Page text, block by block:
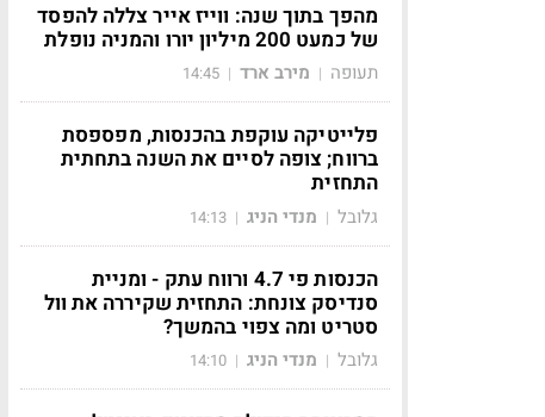
מהפך בתוך שנה: ווייז אייר צללה להפסד
של כמעט 200 מיליון יורו והמניה נופלת
תעופה | מירב ארד |
14:45
פלייטיקה עוקפת בהכנסות, מפספסת
ברווח; צופה לסיים את השנה בתחתית
התחזית
גלובל | מנדי הניג |
14:13
הכנסות פי 4.7 ורווח עתק - ומניית
סנדיסק צונחת: התחזית שקיררה את וול
סטריט ומה צפוי בהמשך?
גלובל | מנדי הניג |
14:10